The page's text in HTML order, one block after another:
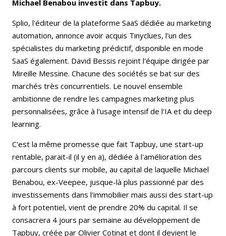
Michael Benabou investit dans Tapbuy.
Splio, l'éditeur de la plateforme SaaS dédiée au marketing
automation, annonce avoir acquis Tinyclues, l'un des
spécialistes du marketing prédictif, disponible en mode
SaaS également. David Bessis rejoint l'équipe dirigée par
Mireille Messine. Chacune des sociétés se bat sur des
marchés très concurrentiels. Le nouvel ensemble
ambitionne de rendre les campagnes marketing plus
personnalisées, grâce à l'usage intensif de l'IA et du deep
learning.
C'est la même promesse que fait Tapbuy, une start-up
rentable, parait-il (il y en a), dédiée à l'amélioration des
parcours clients sur mobile, au capital de laquelle Michael
Benabou, ex-Veepee, jusque-là plus passionné par des
investissements dans l'immobilier mais aussi des start-up
à fort potentiel, vient de prendre 20% du capital. Il se
consacrera 4 jours par semaine au développement de
Tapbuy, créée par Olivier Cotinat et dont il devient le